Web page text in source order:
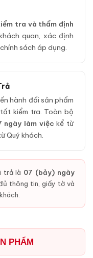
tra và thẩm định
quan, xác định
sách áp dụng.
hành đổi sản phẩm
kiểm tra. Toàn bộ
ngày làm việc kể từ
Quý khách.
trả là 07 (bảy) ngày
thông tin, giấy tờ và
PHẨM